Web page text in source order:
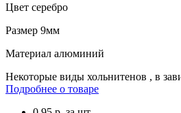
Цвет серебро
Размер 9мм
Материал алюминий
Некоторые виды хольнитенов , в
Подробнее о товаре